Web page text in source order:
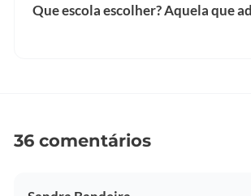
Que escola escolher? Aquela que
36 comentários